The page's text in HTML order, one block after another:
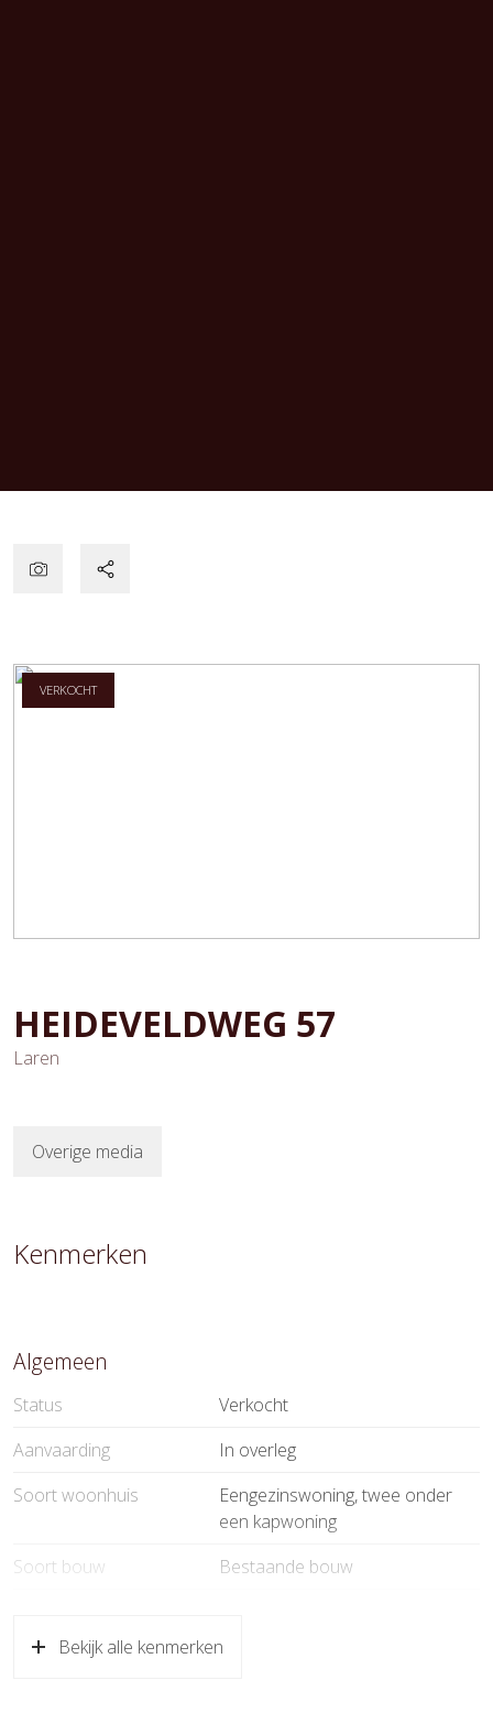
VERKOCHT
HEIDEVELDWEG 57
Laren
Overige media
Kenmerken
Algemeen
Status
Verkocht
Aanvaarding
In overleg
Soort woonhuis
Eengezinswoning, twee onder
een kapwoning
Soort bouw
Bestaande bouw
Bekijk alle kenmerken